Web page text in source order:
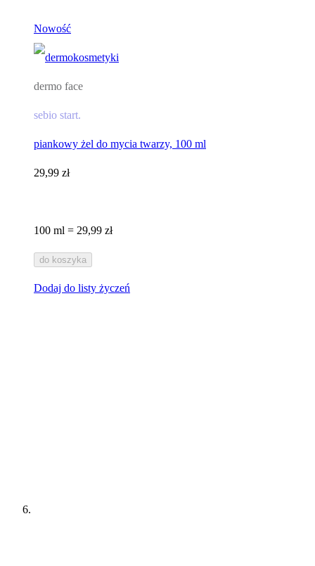
Nowość
dermo face
sebio start.
piankowy żel do mycia twarzy, 100 ml​
29,99 zł
100 ml = 29,99 zł
do koszyka
Dodaj do listy życzeń